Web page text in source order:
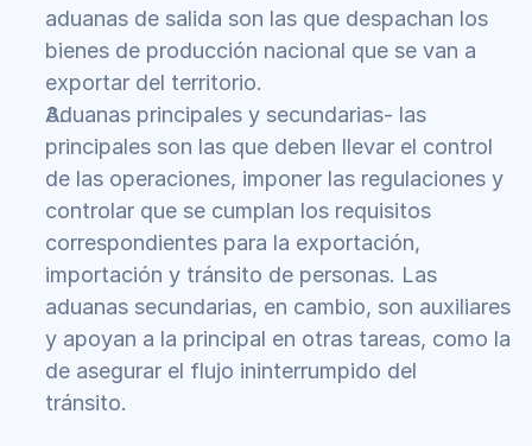
aduanas de salida son las que despachan los
bienes de producción nacional que se van a
exportar del territorio.
Aduanas principales y secundarias- las
principales son las que deben llevar el control
de las operaciones, imponer las regulaciones y
controlar que se cumplan los requisitos
correspondientes para la exportación,
importación y tránsito de personas. Las
aduanas secundarias, en cambio, son auxiliares
y apoyan a la principal en otras tareas, como la
de asegurar el flujo ininterrumpido del
tránsito.